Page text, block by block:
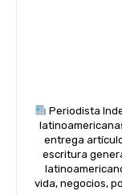
Periodista
entrega
escritura
vida, negocios,